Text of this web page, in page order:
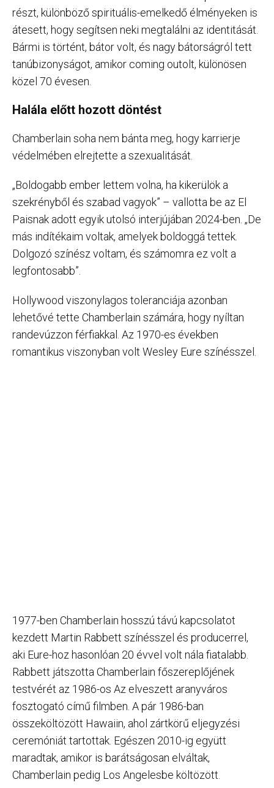
részt, különböző spirituális-emelkedő élményeken is
átesett, hogy segítsen neki megtalálni az identitását.
Bármi is történt, bátor volt, és nagy bátorságról tett
tanúbizonyságot, amikor coming outolt, különösen
közel 70 évesen.
Halála előtt hozott döntést
Chamberlain soha nem bánta meg, hogy karrierje
védelmében elrejtette a szexualitását.
„Boldogabb ember lettem volna, ha kikerülök a
szekrényből és szabad vagyok” – vallotta be az El
Paisnak adott egyik utolsó interjújában 2024-ben. „De
más indítékaim voltak, amelyek boldoggá tettek.
Dolgozó színész voltam, és számomra ez volt a
legfontosabb”.
Hollywood viszonylagos toleranciája azonban
lehetővé tette Chamberlain számára, hogy nyíltan
randevúzzon férfiakkal. Az 1970-es években
romantikus viszonyban volt Wesley Eure színésszel.
1977-ben Chamberlain hosszú távú kapcsolatot
kezdett Martin Rabbett színésszel és producerrel,
aki Eure-hoz hasonlóan 20 évvel volt nála fiatalabb.
Rabbett játszotta Chamberlain főszereplőjének
testvérét az 1986-os Az elveszett aranyváros
fosztogató című filmben. A pár 1986-ban
összeköltözött Hawaiin, ahol zártkörű eljegyzési
ceremóniát tartottak. Egészen 2010-ig együtt
maradtak, amikor is barátságosan elváltak,
Chamberlain pedig Los Angelesbe költözött.